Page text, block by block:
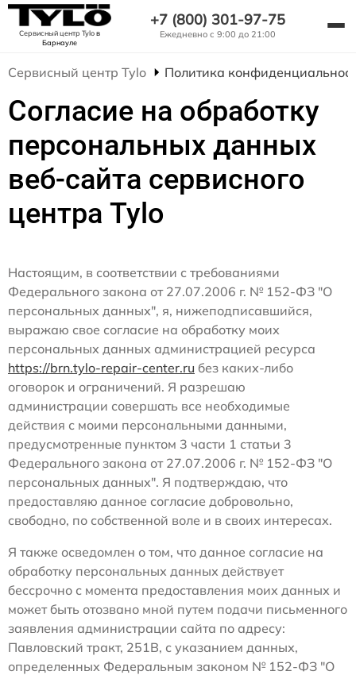
Сервисный центр Tyloв
Барнауле
+7 (800) 301-97-75
Ежедневно с 9:00 до 21:00
Сервисный центр Tylo Политика
Согласие на обработку
персональных данных
веб-сайта сервисного
центра Tylo
Настоящим, в соответствии с требованиями
Федерального закона от 27.07.2006 г. № 152-ФЗ "О
персональных данных", я, нижеподписавшийся,
выражаю свое согласие на обработку моих
персональных данных администрацией ресурса
https://brn.tylo-repair-center.ru без каких-либо
оговорок и ограничений. Я разрешаю
администрации совершать все необходимые
действия с моими персональными данными,
предусмотренные пунктом 3 части 1 статьи 3
Федерального закона от 27.07.2006 г. № 152-ФЗ "О
персональных данных". Я подтверждаю, что
предоставляю данное согласие добровольно,
свободно, по собственной воле и в своих интересах.
Я также осведомлен о том, что данное согласие на
обработку персональных данных действует
бессрочно с момента предоставления моих данных и
может быть отозвано мной путем подачи письменного
заявления администрации сайта по адресу:
Павловский тракт, 251В, с указанием данных,
определенных Федеральным законом № 152-ФЗ "О